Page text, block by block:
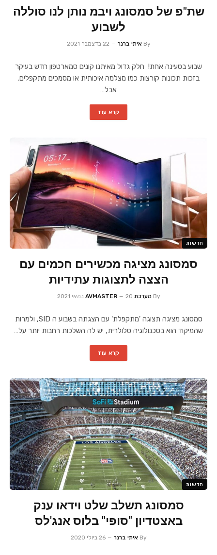
שת"פ של סמסונג ויבמ נותן לנו סוללה
לשבוע
By איתי ברנר 22 בדצמבר 2021
שבוע בטעינה אחת! חלק גדול מאיתנו קונים סמארטפון חדש בעיקר
בזכות תכונות קורצות כמו מצלמה איכותית או מסמכים מתקפלים,
אבל…
קרא עוד
חדשות
סמסונג מציגה מכשירים חכמים עם
הצצה לתצוגות עתידיות
By מערכת AVMASTER 20 במאי 2021
סמסונג מציגה תצוגה 'מתקפלת' עם הצגתה בשבוע ה SID, ולמרות
שהמיקוד הוא בטכנולוגיה סלולרית, יש לה השלכות רחבות יותר על…
קרא עוד
חדשות
סמסונג תשלב שלט וידאו ענק
באצטדיון "סופי" בלוס אנג'לס
By איתי ברנר 26 ביולי 2020